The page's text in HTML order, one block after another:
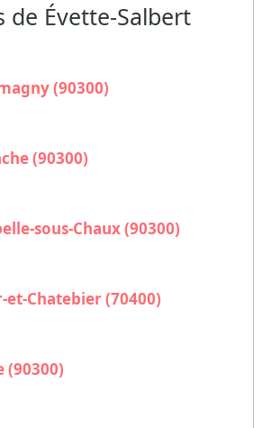
de Évette-Salbert
(90300)
(90300)
sous-Chaux (90300)
et-Chatebier (70400)
(90300)